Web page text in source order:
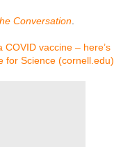
Conversation.
vaccine – here’s
for Science (cornell.edu)